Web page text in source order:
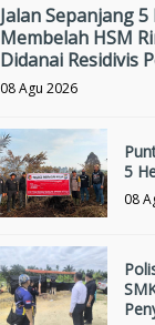
Jalan Sepanjang
Membelah HSM
Didanai Residivis
08 Agu 2026
5
08